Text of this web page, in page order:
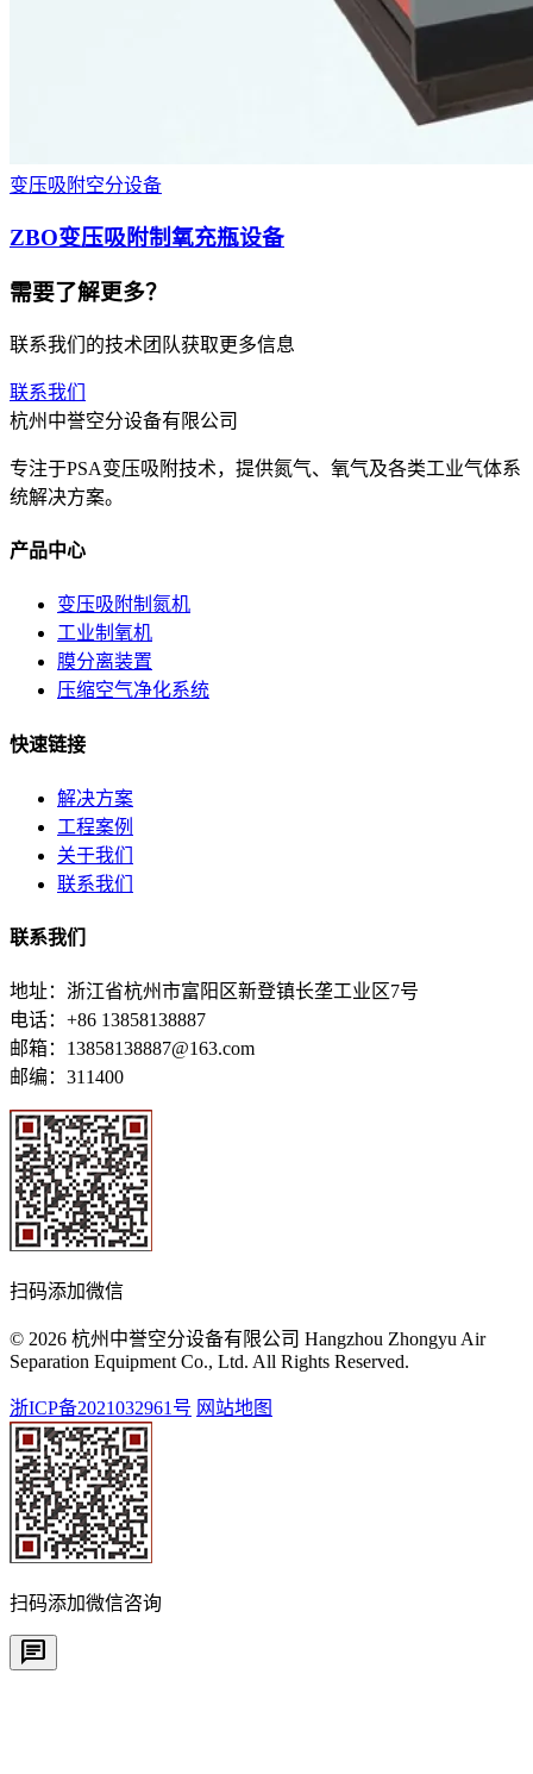
变压吸附空分设备
ZBO变压吸附制氧充瓶设备
需要了解更多？
联系我们的技术团队获取更多信息
联系我们
杭州中誉空分设备有限公司
专注于PSA变压吸附技术，提供氮气、氧气及各类工业气体系
统解决方案。
产品中心
变压吸附制氮机
工业制氧机
膜分离装置
压缩空气净化系统
快速链接
解决方案
工程案例
关于我们
联系我们
联系我们
地址：浙江省杭州市富阳区新登镇长垄工业区7号
电话：+86 13858138887
邮箱：13858138887@163.com
邮编：311400
扫码添加微信
© 2026 杭州中誉空分设备有限公司 Hangzhou Zhongyu Air
Separation Equipment Co., Ltd. All Rights Reserved.
浙ICP备2021032961号 网站地图
扫码添加微信咨询
chat